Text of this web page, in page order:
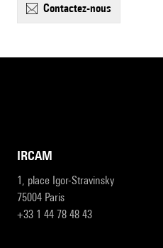
contactez-nous
IRCAM
1, place Igor-Stravinsky
75004 Paris
+33 1 44 78 48 43